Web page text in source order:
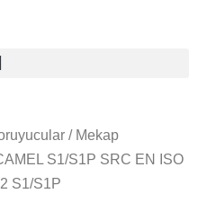
/ Mekap
S1/S1P SRC EN ISO
S1/S1P